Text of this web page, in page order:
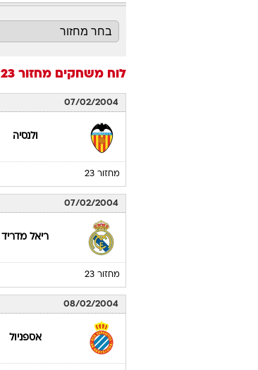
לוח משחקים מחזור 23
07/02/2004
ולנסיה
מחזור 23
07/02/2004
ריאל מדריד
מחזור 23
08/02/2004
אספניול